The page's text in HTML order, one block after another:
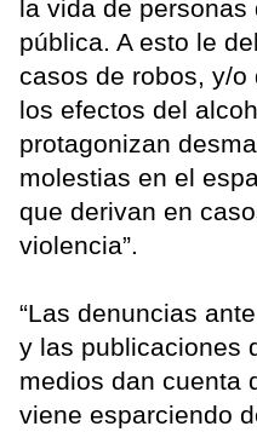
la vida de
pública. A esto le
casos de robos, y/o
los efectos del
protagonizan
molestias en el
que derivan en
violencia”.
“Las denuncias
y las publicaciones
medios dan cuenta
viene esparciendo